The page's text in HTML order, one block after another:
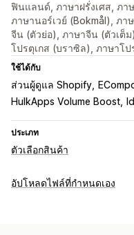
ฟินแลนด์, ภาษาฝรั่งเศส, ภา
ภาษานอร์เวย์ (Bokmål), ภ
จีน (ตัวย่อ), ภาษาจีน (ตัวเต็
โปรตุเกส (บราซิล), ภาษาโ
ใช้ได้กับ
ส่วนผู้ดูแล Shopify
HulkApps Volume Boost
ประเภท
ตัวเลือกสินค้า
การปรับแต่ง
อัปโหลดไฟล์ที่กำหนดเอง